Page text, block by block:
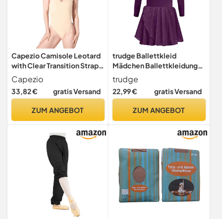
Capezio Camisole Leotard
with Clear Transition Straps,
Nude, Large
Capezio
33,82 € gratis Versand
ZUM ANGEBOT
trudge Ballettkleid
Mädchen Ballettkleidung
Kinder Ballettanzug
Langarm Tanzkleid Ballett
Trikot Mit Rock Tütü
Jahre
trudge
22,99 € gratis Versand
ZUM ANGEBOT